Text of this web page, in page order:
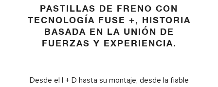
PASTILLAS DE FRENO CON
TECNOLOGÍA FUSE +, HISTORIA
BASADA EN LA UNIÓN DE
FUERZAS Y EXPERIENCIA.
Desde el I + D hasta su montaje, desde la fiable